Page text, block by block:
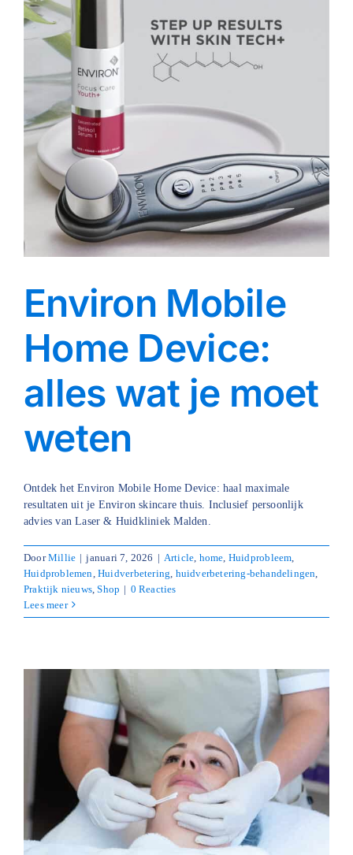
Environ Mobile
Home Device:
alles wat je moet
weten
Ontdek het Environ Mobile Home Device: haal maximale
resultaten uit je Environ skincare thuis. Inclusief persoonlijk
advies van Laser & Huidkliniek Malden.
DoorMillie | januari 7, 2026 | Article home Huidprobleem
Huidproblemen ,Huidverbetering huidverbetering-behandelingen
Praktijk nieuws ,Shop | 0 Reacties
Lees meer